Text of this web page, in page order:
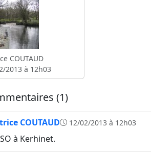
COUTAUD
2013 à 12h03
(1)
COUTAUD 12/02/2013 à 12h03
à Kerhinet.